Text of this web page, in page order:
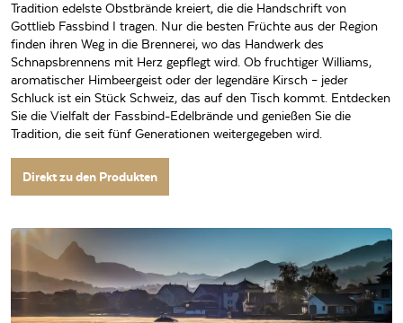
Tradition edelste Obstbrände kreiert, die die Handschrift von
Gottlieb Fassbind I tragen. Nur die besten Früchte aus der Region
finden ihren Weg in die Brennerei, wo das Handwerk des
Schnapsbrennens mit Herz gepflegt wird. Ob fruchtiger Williams,
aromatischer Himbeergeist oder der legendäre Kirsch – jeder
Schluck ist ein Stück Schweiz, das auf den Tisch kommt. Entdecken
Sie die Vielfalt der Fassbind-Edelbrände und genießen Sie die
Tradition, die seit fünf Generationen weitergegeben wird.
Direkt zu den Produkten